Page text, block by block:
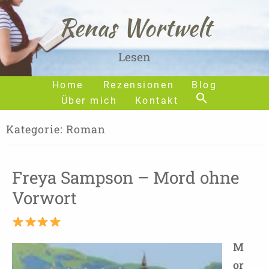
Home Rezensionen
Blog
Über mich
Kontakt
Renas Wortwelt
Lesen
Kategorie: Roman
Freya Sampson – Mord ohne
Vorwort
M
or